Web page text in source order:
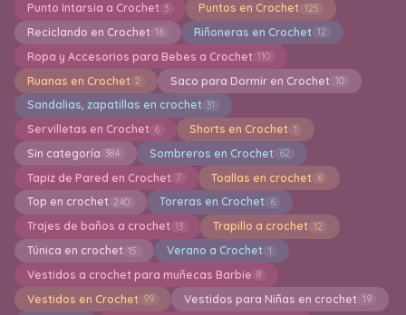
Punto Intarsia a Crochet 3 Puntos en Crochet 125
Reciclando en Crochet 16 Riñoneras en Crochet 12
Ropa y Accesorios para Bebes a Crochet 110
Ruanas en Crochet 2 Saco para Dormir en Crochet 10
Sandalias, zapatillas en crochet 31
Servilletas en Crochet 6 Shorts en Crochet 1
Sin categoría 384 Sombreros en Crochet 62
Tapiz de Pared en Crochet 7 Toallas en crochet 6
Top en crochet 240 Toreras en Crochet 6
Trajes de baños a crochet 13 Trapillo a crochet 12
Túnica en crochet 15 Verano a Crochet 1
Vestidos a crochet para muñecas Barbie 8
Vestidos en Crochet 99 Vestidos para Niñas en crochet 19